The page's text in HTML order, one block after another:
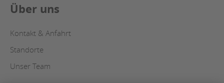
Über uns
Kontakt & Anfahrt
Standorte
Unser Team